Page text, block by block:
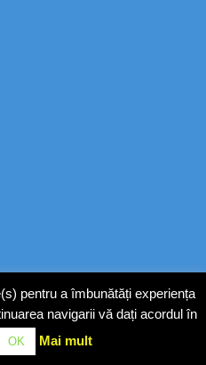
pentru a îmbunătăți experiența
navigarii vă dați acordul în
OK Mai mult